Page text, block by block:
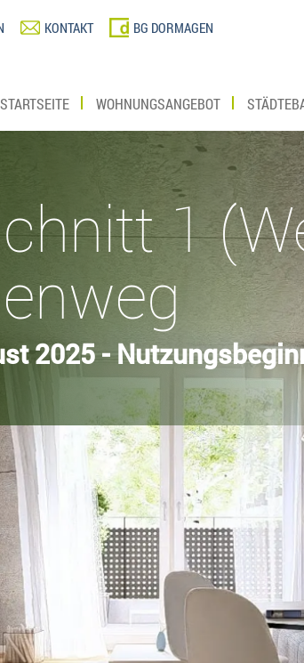
KONTAKT BG DORMAGEN
STARTSEITE WOHNUNGSANGEBOT
1
2025 -